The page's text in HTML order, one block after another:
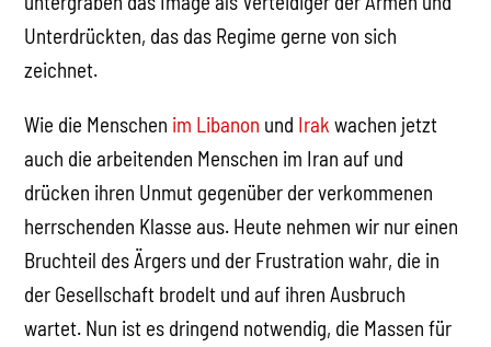
Unterdrückten, das das Regime gerne von sich
zeichnet.
Wie die Menschen im Libanon und Irak wachen jetzt
auch die arbeitenden Menschen im Iran auf und
drücken ihren Unmut gegenüber der verkommenen
herrschenden Klasse aus. Heute nehmen wir nur einen
Bruchteil des Ärgers und der Frustration wahr, die in
der Gesellschaft brodelt und auf ihren Ausbruch
wartet. Nun ist es dringend notwendig, die Massen für